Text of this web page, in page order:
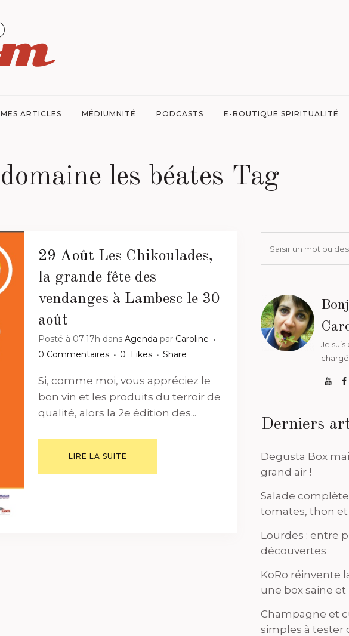
MES ARTICLES MÉDIUMNITÉ PODCASTS E-BOUTIQUE SPIRITUALITÉ
domaine les béates Tag
29 Août Les Chikoulades,
la grande fête des
vendanges à Lambesc le 30
août
Posté à 07:17h dans Agenda par Caroline
0 Commentaires
0 Likes Share
Si, comme moi, vous appréciez le
bon vin et les produits du terroir de
qualité, alors la 2e édition des...
LIRE LA SUITE
Je
Derniers
Degusta Box mai
grand air !
Salade
tomates, thon
Lourdes : entre
découvertes
KoRo réinvente
une box saine
Champagne et
simples à tester